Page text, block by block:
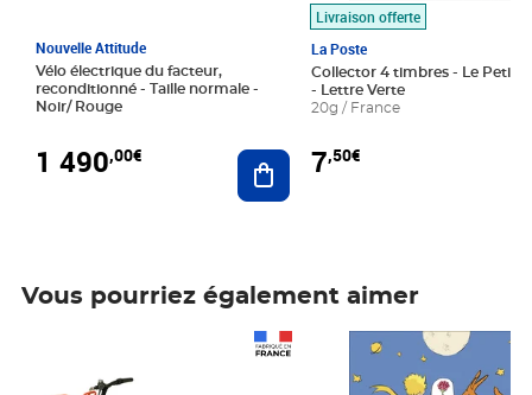
Nouvelle Attitude
Vélo électrique du facteur,
reconditionné - Taille normale -
Noir/ Rouge
1 490,00€ Ajouter au panier
Livraison offerte
La Poste
Collector 4 timbres - Le Petit
- Lettre Verte
20g / France
7,50€
Vous pourriez également aimer
Prix 7,50€